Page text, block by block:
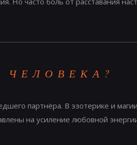
партнёра. В эзотерике и
на усиление любовной